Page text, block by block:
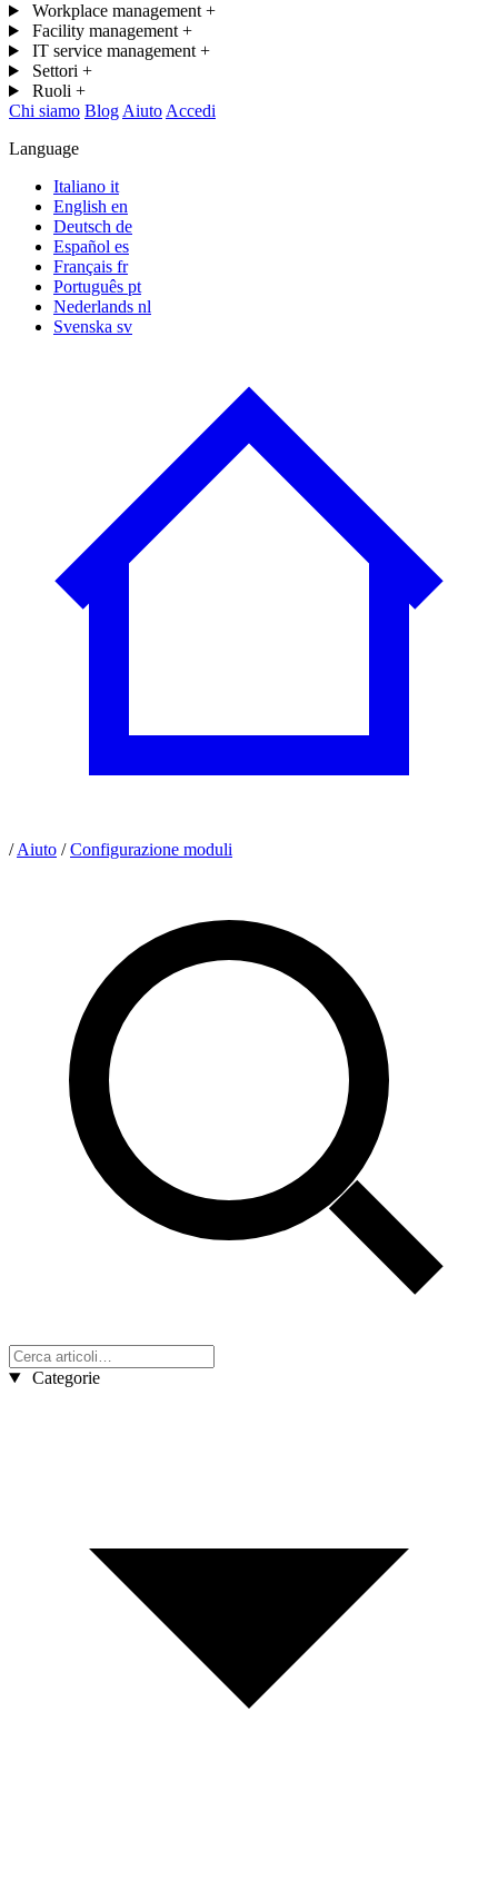
Workplace management +
Facility management +
IT service management +
Settori +
Ruoli +
Chi siamo Blog Aiuto Accedi
Language
Italiano it
English en
Deutsch de
Español es
Français fr
Português pt
Nederlands nl
Svenska sv
/ Aiuto / Configurazione moduli
Categorie